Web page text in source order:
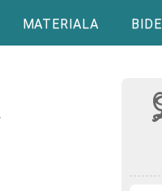
MATERIALA